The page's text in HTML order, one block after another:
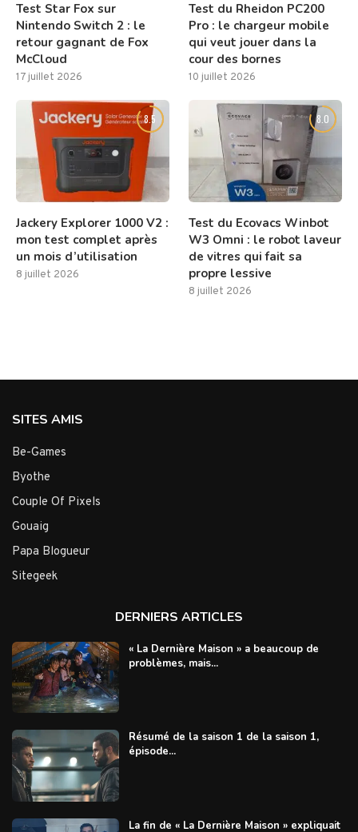
Test Star Fox sur
Nintendo Switch 2 : le
retour gagnant de Fox
McCloud
17 juillet 2026
Test du Rheidon PC200
Pro : le chargeur mobile
qui veut jouer dans la
cour des bornes
10 juillet 2026
8.5
Jackery Explorer 1000 V2 :
mon test complet après
un mois d’utilisation
8 juillet 2026
8.0
Test du Ecovacs Winbot
W3 Omni : le robot laveur
de vitres qui fait sa
propre lessive
8 juillet 2026
SITES AMIS
Be-Games
Byothe
Couple Of Pixels
Gouaig
Papa Blogueur
Sitegeek
DERNIERS ARTICLES
« La Dernière Maison » a beaucoup de
problèmes, mais...
Résumé de la saison 1 de la saison 1,
épisode...
La fin de « La Dernière Maison » expliquait